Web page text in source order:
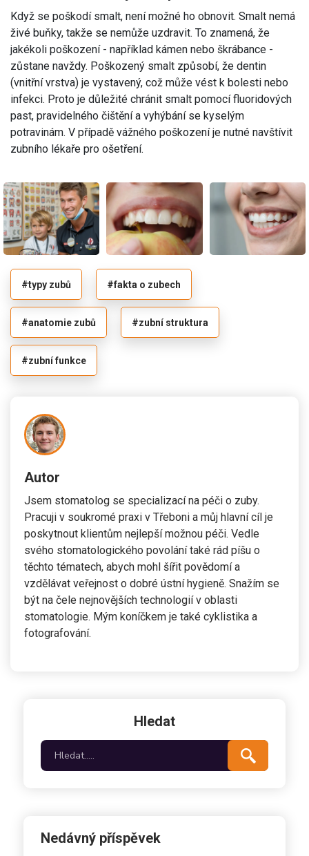
Když se poškodí smalt, není možné ho obnovit. Smalt nemá
živé buňky, takže se nemůže uzdravit. To znamená, že
jakékoli poškození - například kámen nebo škrábance -
zůstane navždy. Poškozený smalt způsobí, že dentin
(vnitřní vrstva) je vystavený, což může vést k bolesti nebo
infekci. Proto je důležité chránit smalt pomocí fluoridových
past, pravidelného čištění a vyhýbání se kyselým
potravinám. V případě vážného poškození je nutné navštívit
zubního lékaře pro ošetření.
#typy zubů #fakta o zubech
#anatomie zubů #zubní struktura
#zubní funkce
Autor
Jsem stomatolog se specializací na péči o zuby.
Pracuji v soukromé praxi v Třeboni a můj hlavní cíl je
poskytnout klientům nejlepší možnou péči. Vedle
svého stomatologického povolání také rád píšu o
těchto tématech, abych mohl šířit povědomí a
vzdělávat veřejnost o dobré ústní hygieně. Snažím se
být na čele nejnovějších technologií v oblasti
stomatologie. Mým koníčkem je také cyklistika a
fotografování.
Hledat
Nedávný příspěvek